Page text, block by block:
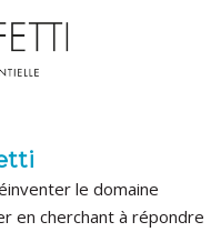
le domaine
en cherchant à répondre